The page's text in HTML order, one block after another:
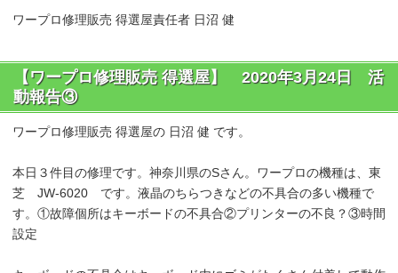
ワープロ修理販売 得選屋責任者 日沼 健
【ワープロ修理販売 得選屋】 2020年3月24日 活
動報告③
ワープロ修理販売 得選屋の 日沼 健 です。
本日３件目の修理です。神奈川県のSさん。ワープロの機種は、東
芝 JW-6020 です。液晶のちらつきなどの不具合の多い機種で
す。①故障個所はキーボードの不具合②プリンターの不良？③時間
設定